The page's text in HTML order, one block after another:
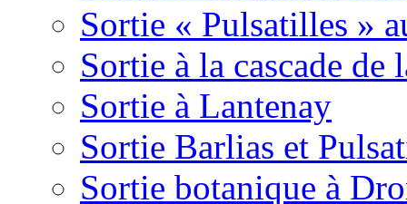
Sortie « Pulsatilles »
Sortie à la cascade de
Sortie à Lantenay
Sortie Barlias et
Sortie botanique à